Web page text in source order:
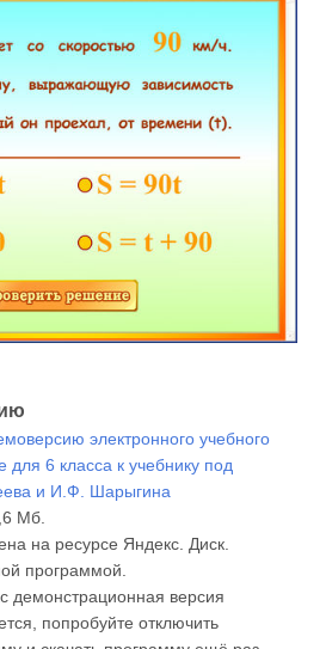
электронного учебного
для 6 класса к учебнику под
и И.Ф. Шарыгина
Мб.
на ресурсе Яндекс. Диск.
программой.
демонстрационная версия
попробуйте отключить